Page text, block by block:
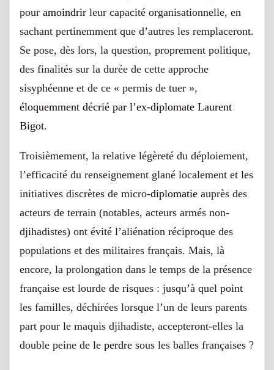
pour amoindrir leur capacité organisationnelle, en
sachant pertinemment que d’autres les remplaceront.
Se pose, dès lors, la question, proprement politique,
des finalités sur la durée de cette approche
sisyphéenne et de ce « permis de tuer »,
éloquemment décrié par l’ex-diplomate Laurent
Bigot.
Troisièmement, la relative légèreté du déploiement,
l’efficacité du renseignement glané localement et les
initiatives discrètes de micro-diplomatie auprès des
acteurs de terrain (notables, acteurs armés non-
djihadistes) ont évité l’aliénation réciproque des
populations et des militaires français. Mais, là
encore, la prolongation dans le temps de la présence
française est lourde de risques : jusqu’à quel point
les familles, déchirées lorsque l’un de leurs parents
part pour le maquis djihadiste, accepteront-elles la
double peine de le perdre sous les balles françaises ?